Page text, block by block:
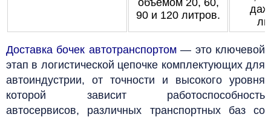
объёмом 20, 60,
90 и 120 литров.
Доставка бочек автотранспортом— это ключевой
этап в логистической цепочке комплектующих для
автоиндустрии, от точности и высокого уровня
которой зависит работоспособность
автосервисов, различных транспортных баз со